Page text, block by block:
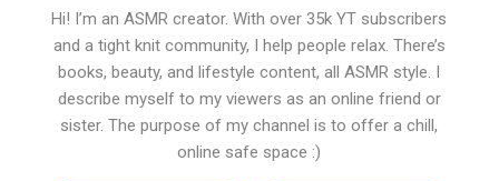
Hi! I’m an ASMR creator. With over 35k YT subscribers
and a tight knit community, I help people relax. There’s
books, beauty, and lifestyle content, all ASMR style. I
describe myself to my viewers as an online friend or
sister. The purpose of my channel is to offer a chill,
online safe space :)